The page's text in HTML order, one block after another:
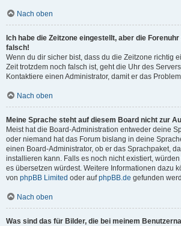
Nach oben
Ich habe die Zeitzone eingestellt, aber die
falsch!
Wenn du dir sicher bist, dass du die Zeitzone richtig
Zeit trotzdem noch falsch ist, geht die Uhr des
Kontaktiere einen Administrator, damit er das
Nach oben
Meine Sprache steht auf diesem Board nicht zur
Meist hat die Board-Administration entweder deine
oder niemand hat das Forum bislang in deine
einen Board-Administrator, ob er das Sprachpaket,
installieren kann. Falls es noch nicht existiert,
es übersetzen würdest. Weitere Informationen dazu
von phpBB Limited oder aufphpBB.de gefunden
Nach oben
Was sind das für Bilder, die bei meinem